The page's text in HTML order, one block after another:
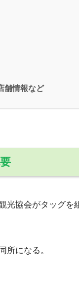
舗情報など
光協会がタッグを
になる。